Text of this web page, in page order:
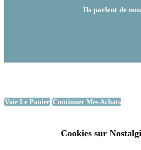
Ils parlent de
Voir Le Panier Continuer Mes Achats
Cookies sur